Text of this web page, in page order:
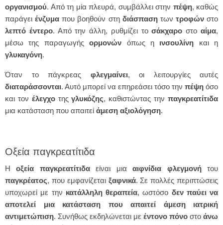
οργανισμού. Από τη μία πλευρά, συμβάλλει στην πέψη, καθώς
παράγειένζυμα που βοηθούν στη διάσπασητων τροφώνστο
λεπτό έντερο. Από την άλλη, ρυθμίζει τοσάκχαρο στοαίμα,
μέσω της παραγωγήςορμονών όπως η ινσουλίνη και η
γλυκαγόνη.
Όταν το πάγκρεας φλεγμαίνει, οι λειτουργίες αυτές
διαταράσσονται. Αυτό μπορεί να επηρεάσει τόσο την πέψη όσο
και τον έλεγχοτηςγλυκόζης, καθιστώντας τηνπαγκρεατίτιδα
μια κατάσταση που απαιτεί άμεση αξιολόγηση.
Οξεία παγκρεατίτιδα
Ηοξεία παγκρεατίτιδαείναι μιααιφνίδια φλεγμονήτου
παγκρέατος, που εμφανίζεται ξαφνικά. Σε πολλές περιπτώσεις
υποχωρεί με την κατάλληλη θεραπεία, ωστόσο δεν παύει να
αποτελεί μια κατάσταση που απαιτεί άμεση ιατρική
αντιμετώπιση. Συνήθως εκδηλώνεται με έντονο πόνο στο άνω